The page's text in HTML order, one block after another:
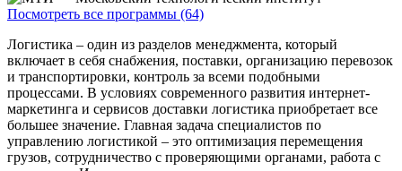
Посмотреть все программы (64)
Логистика – один из разделов менеджмента, который
включает в себя снабжения, поставки, организацию перевозок
и транспортировки, контроль за всеми подобными
процессами. В условиях современного развития интернет-
маркетинга и сервисов доставки логистика приобретает все
большее значение. Главная задача специалистов по
управлению логистикой – это оптимизация перемещения
грузов, сотрудничество с проверяющими органами, работа с